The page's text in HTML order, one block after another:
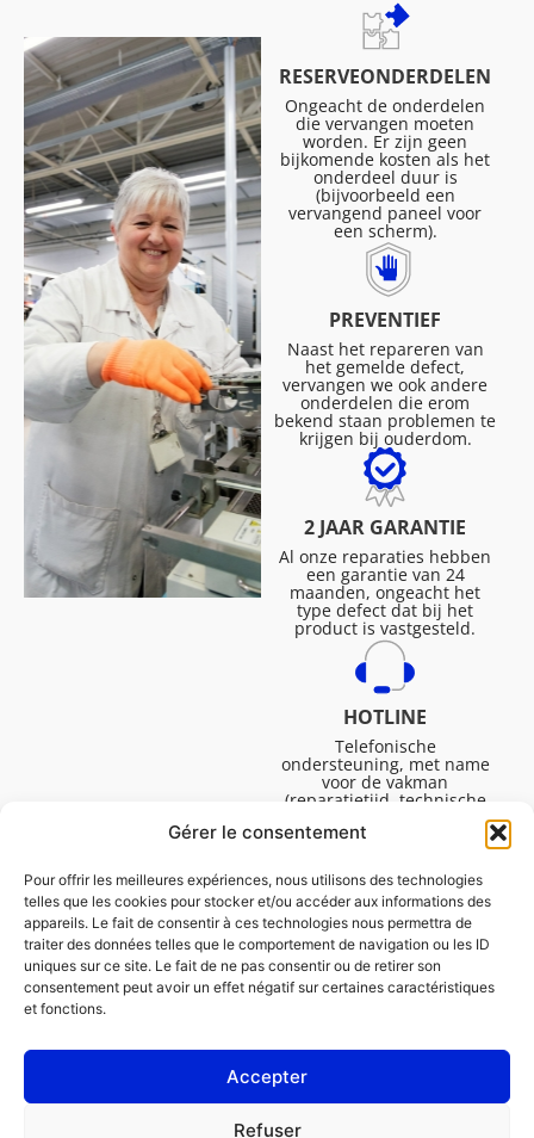
Gérer le consentement
Pour offrir les meilleures expériences, nous utilisons des technologies
telles que les cookies pour stocker et/ou accéder aux informations des
appareils. Le fait de consentir à ces technologies nous permettra de
traiter des données telles que le comportement de navigation ou les ID
uniques sur ce site. Le fait de ne pas consentir ou de retirer son
consentement peut avoir un effet négatif sur certaines caractéristiques
et fonctions.
Accepter
Refuser
RESERVEONDERDELEN
Ongeacht de onderdelen
die vervangen moeten
worden. Er zijn geen
bijkomende kosten als het
onderdeel duur is
(bijvoorbeeld een
vervangend paneel voor
een scherm).
PREVENTIEF
Naast het repareren van
het gemelde defect,
vervangen we ook andere
onderdelen die erom
bekend staan problemen te
krijgen bij ouderdom.
2 JAAR GARANTIE
Al onze reparaties hebben
een garantie van 24
maanden, ongeacht het
type defect dat bij het
product is vastgesteld.
HOTLINE
Telefonische
ondersteuning, met name
voor de vakman
(reparatietijd, technische
Maandag tot vrijdag van